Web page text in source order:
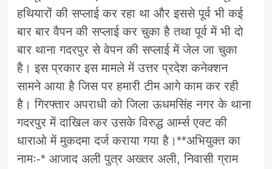
हथियारों की सप्लाई कर रहा था और इससे पूर्व भी कई
बार बार वैपन की सप्लाई कर चुका है तथा पूर्व में भी दो
बार थाना गदरपुर से वेपन की सप्लाई में जेल जा चुका
है। इस प्रकार इस मामले में उत्तर प्रदेश कनेक्शन
सामने आया है जिस पर हमारी टीम आगे काम कर रही
है। गिरफ्तार अपराधी को जिला ऊधमसिंह नगर के थाना
गदरपुर में दाखिल कर उसके विरुद्ध आर्म्स एक्ट की
धाराओ में मुकदमा दर्ज कराया गया है।**अभियुक्त का
नामः-* आजाद अली पुत्र अख्तर अली, निवासी ग्राम